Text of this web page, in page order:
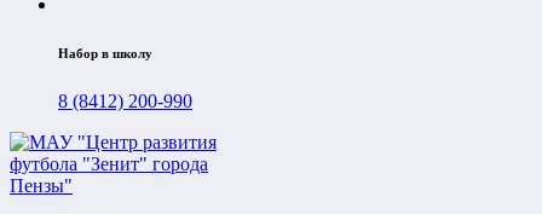
Набор в школу
8 (8412) 200-990